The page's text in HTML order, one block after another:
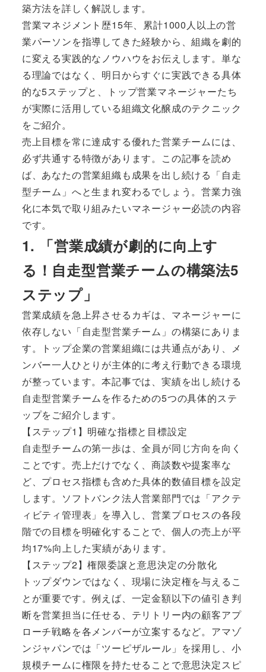
築方法を詳しく解説します。
営業マネジメント歴15年、累計1000人以上の営
業パーソンを指導してきた経験から、組織を劇的
に変える実践的なノウハウをお伝えします。単な
る理論ではなく、明日からすぐに実践できる具体
的な5ステップと、トップ営業マネージャーたち
が実際に活用している組織文化醸成のテクニック
をご紹介。
売上目標を常に達成する優れた営業チームには、
必ず共通する特徴があります。この記事を読め
ば、あなたの営業組織も成果を出し続ける「自走
型チーム」へと生まれ変わるでしょう。営業力強
化に本気で取り組みたいマネージャー必読の内容
です。
1. 「営業成績が劇的に向上す
る！自走型営業チームの構築法5
ステップ」
営業成績を急上昇させるカギは、マネージャーに
依存しない「自走型営業チーム」の構築にありま
す。トップ企業の営業組織には共通点があり、メ
ンバー一人ひとりが主体的に考え行動できる環境
が整っています。本記事では、実績を出し続ける
自走型営業チームを作るための5つの具体的ステ
ップをご紹介します。
【ステップ1】明確な指標と目標設定
自走型チームの第一歩は、全員が同じ方向を向く
ことです。売上だけでなく、商談数や提案率な
ど、プロセス指標も含めた具体的数値目標を設定
します。ソフトバンク法人営業部門では「アクテ
ィビティ管理表」を導入し、営業プロセスの各段
階での目標を明確化することで、個人の売上が平
均17%向上した実績があります。
【ステップ2】権限委譲と意思決定の分散化
トップダウンではなく、現場に決定権を与えるこ
とが重要です。例えば、一定金額以下の値引き判
断を営業担当に任せる、テリトリー内の顧客アプ
ローチ戦略を各メンバーが立案するなど。アマゾ
ンジャパンでは「ツーピザルール」を採用し、小
規模チームに権限を持たせることで意思決定スピ